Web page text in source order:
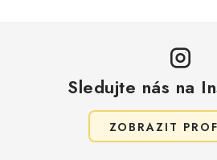
Sledujte nás na
ZOBRAZIT